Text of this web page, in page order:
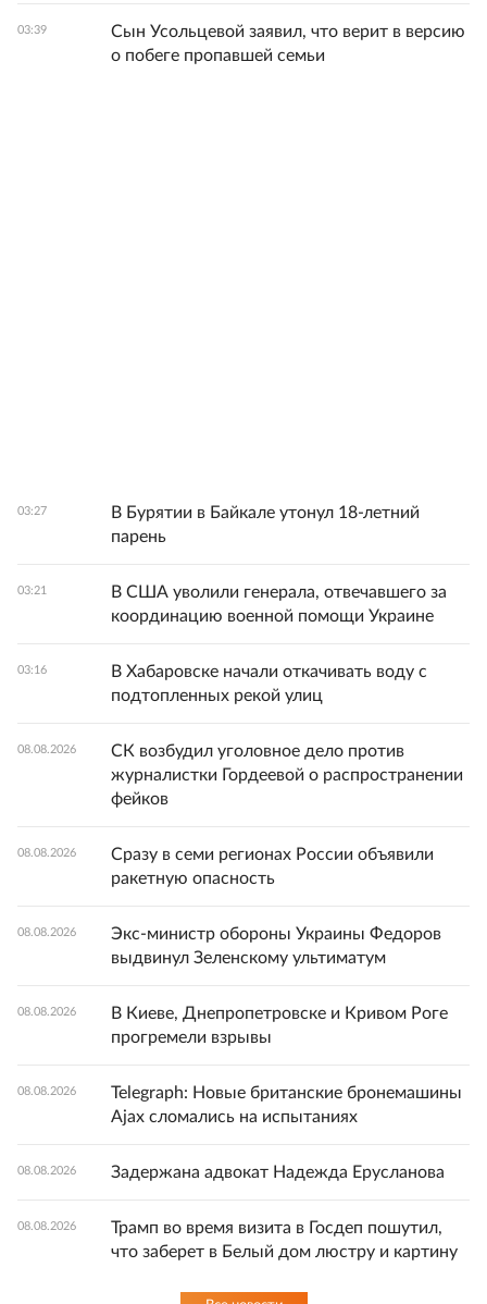
03:39
Сын Усольцевой заявил, что верит в версию
о побеге пропавшей семьи
03:27
В Бурятии в Байкале утонул 18-летний
парень
03:21
В США уволили генерала, отвечавшего за
координацию военной помощи Украине
03:16
В Хабаровске начали откачивать воду с
подтопленных рекой улиц
08.08.2026
СК возбудил уголовное дело против
журналистки Гордеевой о распространении
фейков
08.08.2026
Сразу в семи регионах России объявили
ракетную опасность
08.08.2026
Экс-министр обороны Украины Федоров
выдвинул Зеленскому ультиматум
08.08.2026
В Киеве, Днепропетровске и Кривом Роге
прогремели взрывы
08.08.2026
Telegraph: Новые британские бронемашины
Ajax сломались на испытаниях
08.08.2026 Задержана адвокат Надежда Ерусланова
08.08.2026
Трамп во время визита в Госдеп пошутил,
что заберет в Белый дом люстру и картину